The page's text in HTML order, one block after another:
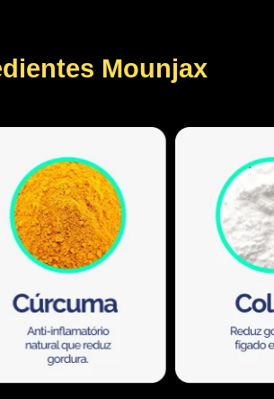
Mounjax